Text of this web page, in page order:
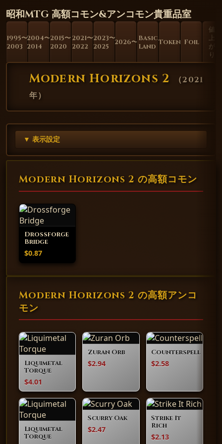
昭和MTG 高額コモン&アンコモン貴重品室
1995〜
2003
2004〜
2014
2015〜
2020
2021〜
2022
2023〜
2025
2026〜 Basic
Land Token Foil
値
上
が
り
Modern Horizons 2 （2021
年）
▼ 表示設定
Modern Horizons 2 の高額コモン
Drossforge
Bridge
$0.87
Modern Horizons 2 の高額アンコ
モン
Liquimetal
Torque
$4.01
Zuran Orb
$2.94
Counterspell
$2.58
Liquimetal
Torque
Scurry Oak
$2.47
Strike It
Rich
$2.13